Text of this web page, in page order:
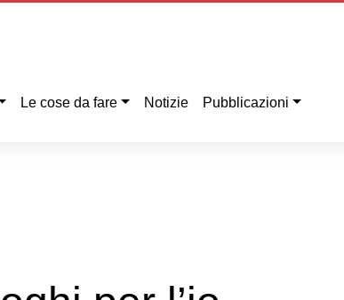
Le cose da fare Notizie Pubblicazioni